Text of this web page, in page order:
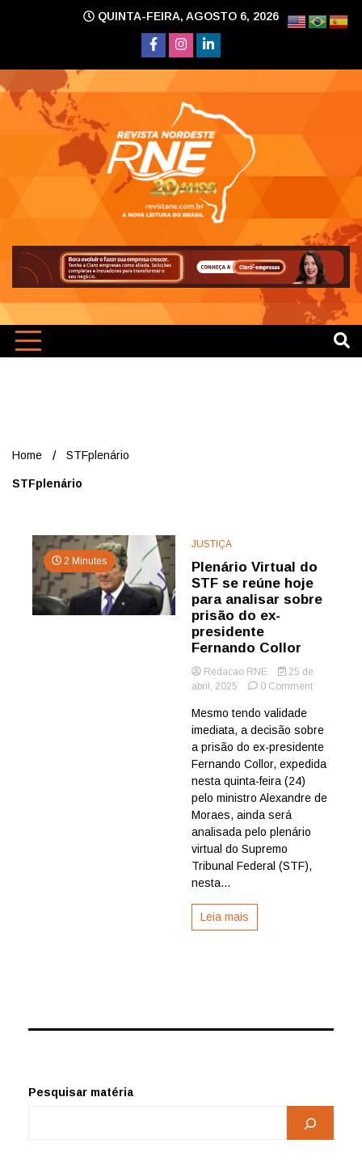
QUINTA-FEIRA, AGOSTO 6, 2026
Home STFplenário
STFplenário
2 Minutes
JUSTIÇA
Plenário Virtual do
STF se reúne hoje
para analisar sobre
prisão do ex-
presidente
Fernando Collor
Redacao RNE
25 de
abril, 2025
0 Commenton
do
STF
se
para
Mesmo tendo validade
imediata, a decisão sobre
a prisão do ex-presidente
Fernando Collor, expedida
nesta quinta-feira (24)
pelo ministro Alexandre de
Moraes, ainda será
analisada pelo plenário
virtual do Supremo
Tribunal Federal (STF),
nesta...
Leia mais
Pesquisar matéria